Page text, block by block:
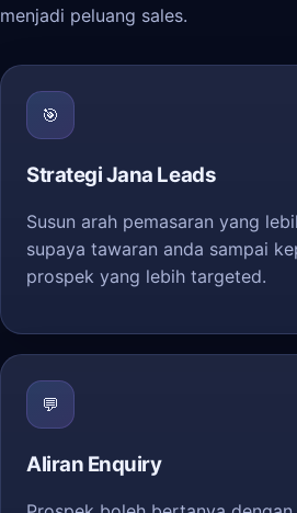
menjadi peluang sales.
🎯
Strategi Jana Leads
Susun arah pemasaran yang
supaya tawaran anda sampai
prospek yang lebih targeted.
💬
Aliran Enquiry